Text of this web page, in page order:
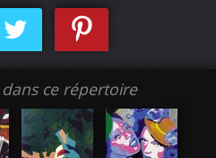
ce répertoire